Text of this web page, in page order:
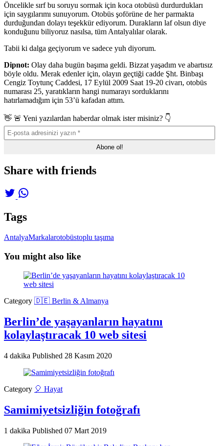
Öncelikle sırf bu soruyu sormak için koca otobüsü durdurdukları
için saygılarımı sunuyorum. Otobüs şoförüne de her parmakta
durduğundan dolayı teşekkür ediyorum. Durakların laf olsun diye
konduğunu biliyoruz nasılsa, tüm Antalyalılar olarak.
Tabii ki dalga geçiyorum ve sadece yuh diyorum.
Dipnot: Olay daha bugün başıma geldi. Bizzat yaşadım ve abartısız
böyle oldu. Merak edenler için, olayın geçtiği cadde Şht. Binbaşı
Cengiz Toytunç Caddesi, 17 Eylül 2009 Saat 19-20 civarı, otobüs
numarası 25, yaratıkların hangi numarayı sorduklarını
hatırlamadığım için 53’ü kafadan attım.
👋 🚨 Yeni yazılardan haberdar olmak ister misiniz? 👇
Share with friends
Tags
AntalyaMarkalarotobüstoplu taşıma
You might also like
Category 🇩🇪 Berlin & Almanya
Berlin’de yaşayanların hayatını
kolaylaştıracak 10 web sitesi
4 dakika Published 28 Kasım 2020
Category 🎈 Hayat
Samimiyetsizliğin fotoğrafı
1 dakika Published 07 Mart 2019